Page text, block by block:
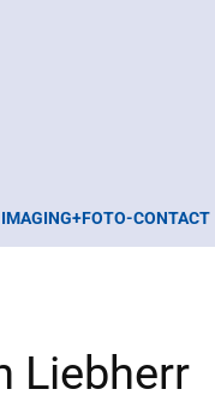
IMAGING+FOTO-CONTACT
Liebherr